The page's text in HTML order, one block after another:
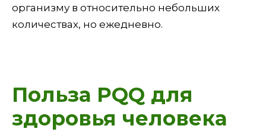
организму в относительно небольших
количествах, но ежедневно.
Польза PQQ для
здоровья человека